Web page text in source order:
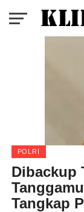
POLRI
Dibackup
Tangkap